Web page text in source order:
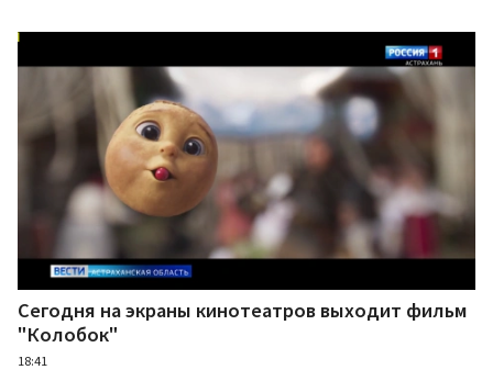
Сегодня на экраны кинотеатров выходит фильм
"Колобок"
18:41